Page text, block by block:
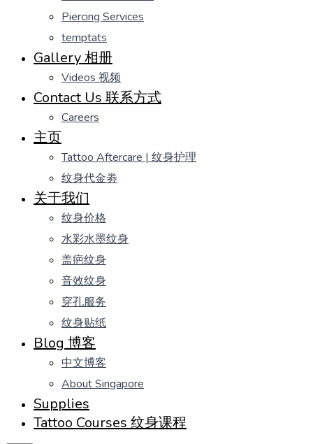
Piercing Services
temptats
Gallery 相册
Videos 视频
Contact Us 联系方式
Careers
主页
Tattoo Aftercare | 纹身护理
纹身代金劵
关于我们
纹身价格
水彩水墨纹身
盖疤纹身
音效纹身
穿孔服务
纹身贴纸
Blog 博客
中文博客
About Singapore
Supplies
Tattoo Courses 纹身课程